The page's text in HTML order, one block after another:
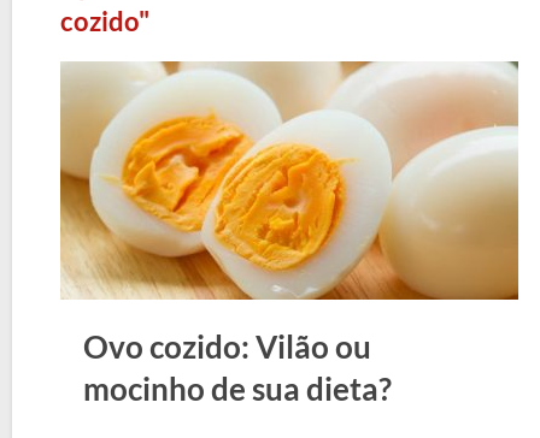
cozido"
Ovo cozido: Vilão ou
mocinho de sua dieta?